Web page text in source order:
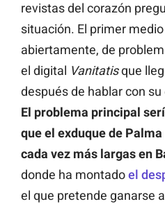
revistas del corazón
situación. El primer
abiertamente, de
el digital Vanitatisque
después de hablar con
El problema principal
que el exduque de
cada vez más largas en
donde ha montadoel
el que pretende ganarse